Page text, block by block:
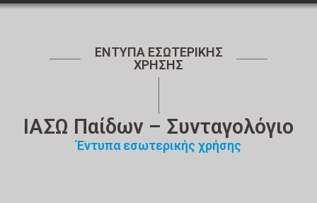
ΕΝΤΥΠΑ ΕΣΩΤΕΡΙΚΗΣ
ΧΡΗΣΗΣ
ΙΑΣΩ Παίδων – Συνταγολόγιο
Έντυπα εσωτερικής χρήσης